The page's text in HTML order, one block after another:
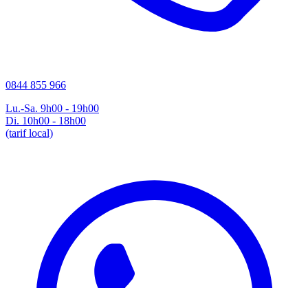
0844 855 966
Lu.-Sa. 9h00 - 19h00
Di. 10h00 - 18h00
(tarif local)